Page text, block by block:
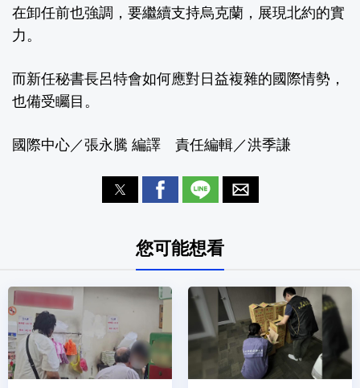
在卸任前也強調，要繼續支持烏克蘭，展現北約的實
力。
而新任秘書長呂特會如何應對日益複雜的國際情勢，
也備受矚目。
國際中心／張永騰 編譯 責任編輯／洪季謙
您可能想看